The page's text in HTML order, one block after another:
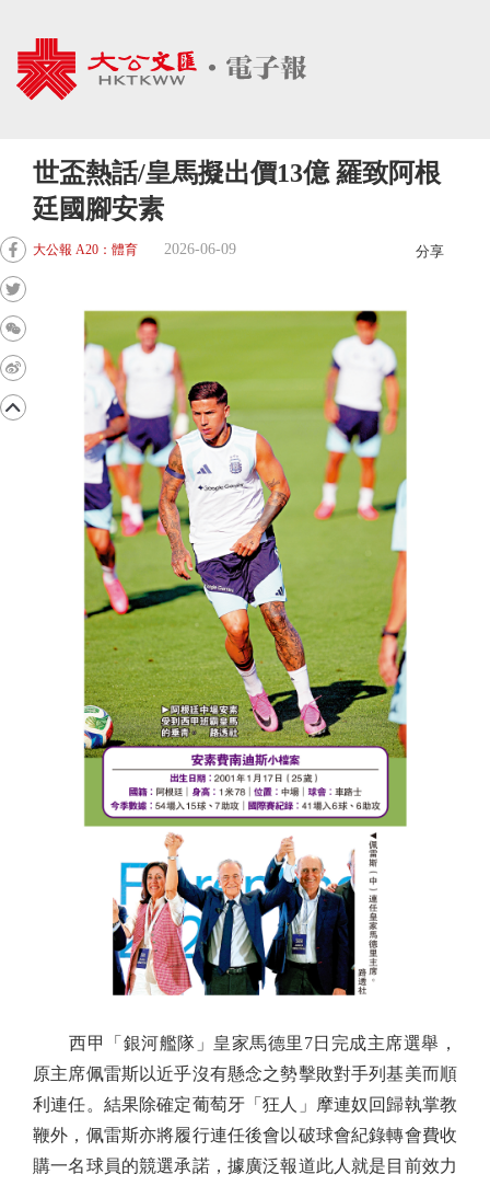
世盃熱話/皇馬擬出價13億 羅致阿根
廷國腳安素
大公報 A20：體育 2026-06-09 分享
西甲「銀河艦隊」皇家馬德里7日完成主席選舉，
原主席佩雷斯以近乎沒有懸念之勢擊敗對手列基美而順
利連任。結果除確定葡萄牙「狂人」摩連奴回歸執掌教
鞭外，佩雷斯亦將履行連任後會以破球會紀錄轉會費收
購一名球員的競選承諾，據廣泛報道此人就是目前效力